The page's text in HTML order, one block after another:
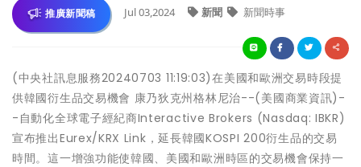
推廣新聞稿 Jul 03,2024 新聞 新聞時事
(中央社訊息服務20240703 11:19:03)在美國和歐洲交易時段提
供韓國衍生品交易機會 康乃狄克州格林尼治--(美國商業資訊)-
-自動化全球電子經紀商Interactive Brokers (Nasdaq: IBKR)
宣布推出Eurex/KRX Link，延長韓國KOSPI 200衍生品的交易
時間。這一增強功能使韓國、美國和歐洲時區的交易機會保持一